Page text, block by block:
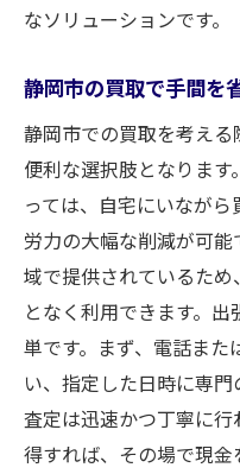
なソリューションです。
静岡市の買取で手間を
静岡市での買取を考え
便利な選択肢となりま
っては、自宅にいなが
労力の大幅な削減が可
域で提供されているた
となく利用できます。
単です。まず、電話ま
い、指定した日時に専門
査定は迅速かつ丁寧に
得すれば、その場で現